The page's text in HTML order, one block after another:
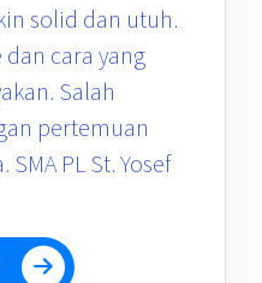
solid dan utuh.
cara yang
Salah
pertemuan
PL St. Yosef